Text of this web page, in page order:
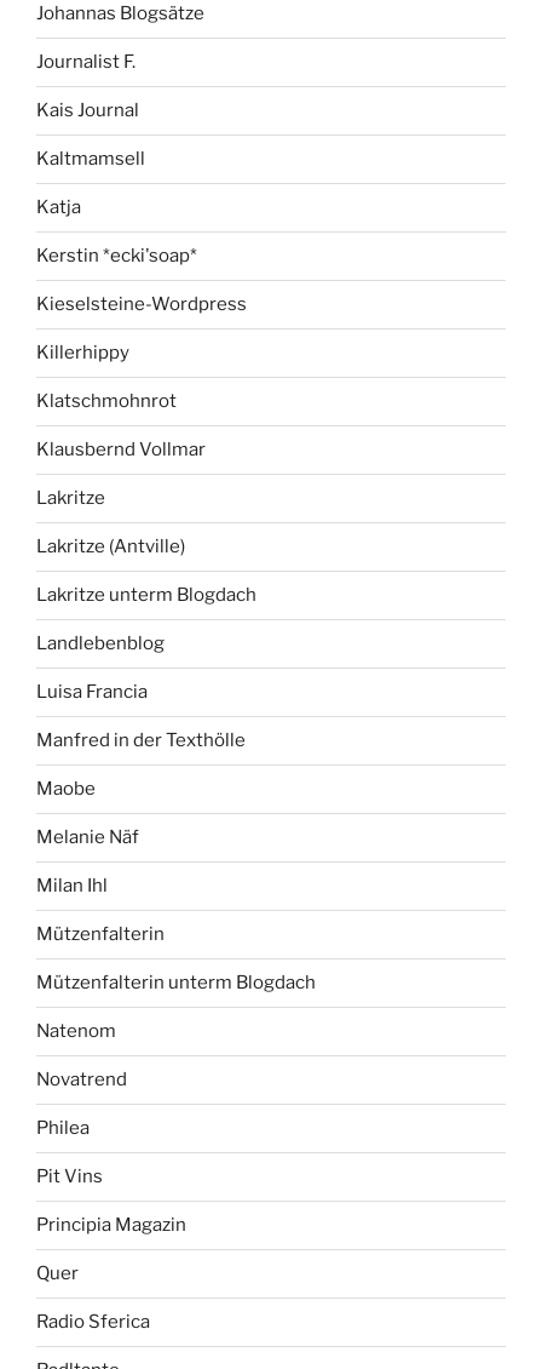
Johannas Blogsätze
Journalist F.
Kais Journal
Kaltmamsell
Katja
Kerstin *ecki'soap*
Kieselsteine-Wordpress
Killerhippy
Klatschmohnrot
Klausbernd Vollmar
Lakritze
Lakritze (Antville)
Lakritze unterm Blogdach
Landlebenblog
Luisa Francia
Manfred in der Texthölle
Maobe
Melanie Näf
Milan Ihl
Mützenfalterin
Mützenfalterin unterm Blogdach
Natenom
Novatrend
Philea
Pit Vins
Principia Magazin
Quer
Radio Sferica